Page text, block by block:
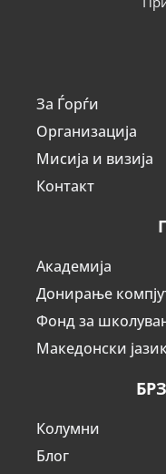
За Ѓорѓи
Организација
Мисија и визија
Контакт
Академија
Донирање
Фонд за
Македонски
Колумни
Блог